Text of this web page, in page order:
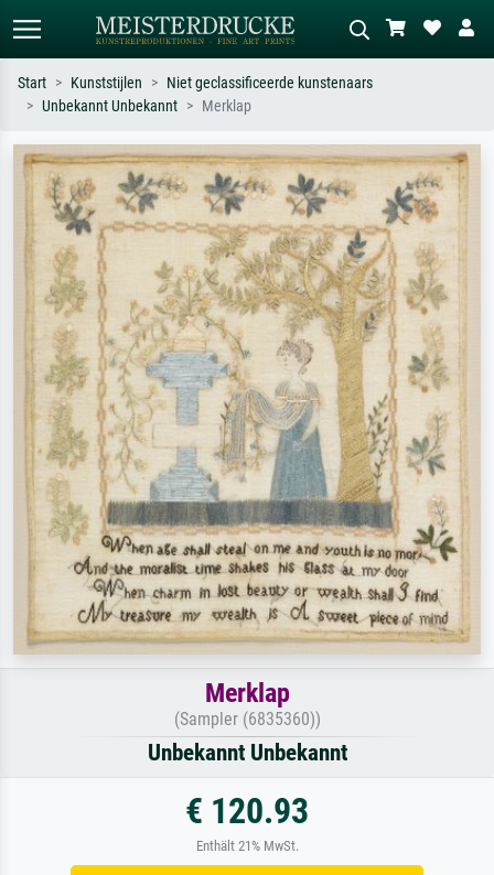
Zoek op kunstenaar, titel of stijl – bijv.
Monet, Sterrennacht, impressionisme,
Hokusai-golf, naakt.
Beschrijf de scène – bijv. groene
weide, abstract met veel rood, donker
olieverfschilderij, staand naakt naast
een boom.
Start Kunststijlen
Niet geclassificeerde kunstenaars
Unbekannt Unbekannt
Merklap
Merklap
(Sampler (6835360))
Unbekannt Unbekannt
€ 120.93
Enthält 21% MwSt.